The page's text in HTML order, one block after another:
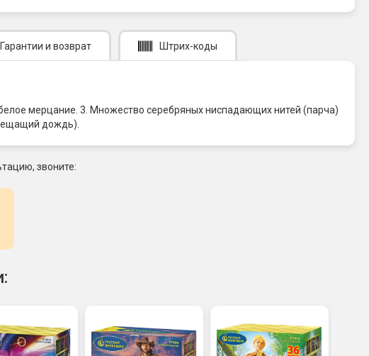
Гарантии и возврат Штрих-коды
мерцание. 3. Множество серебряных ниспадающих нитей (парча)
дождь).
звоните: